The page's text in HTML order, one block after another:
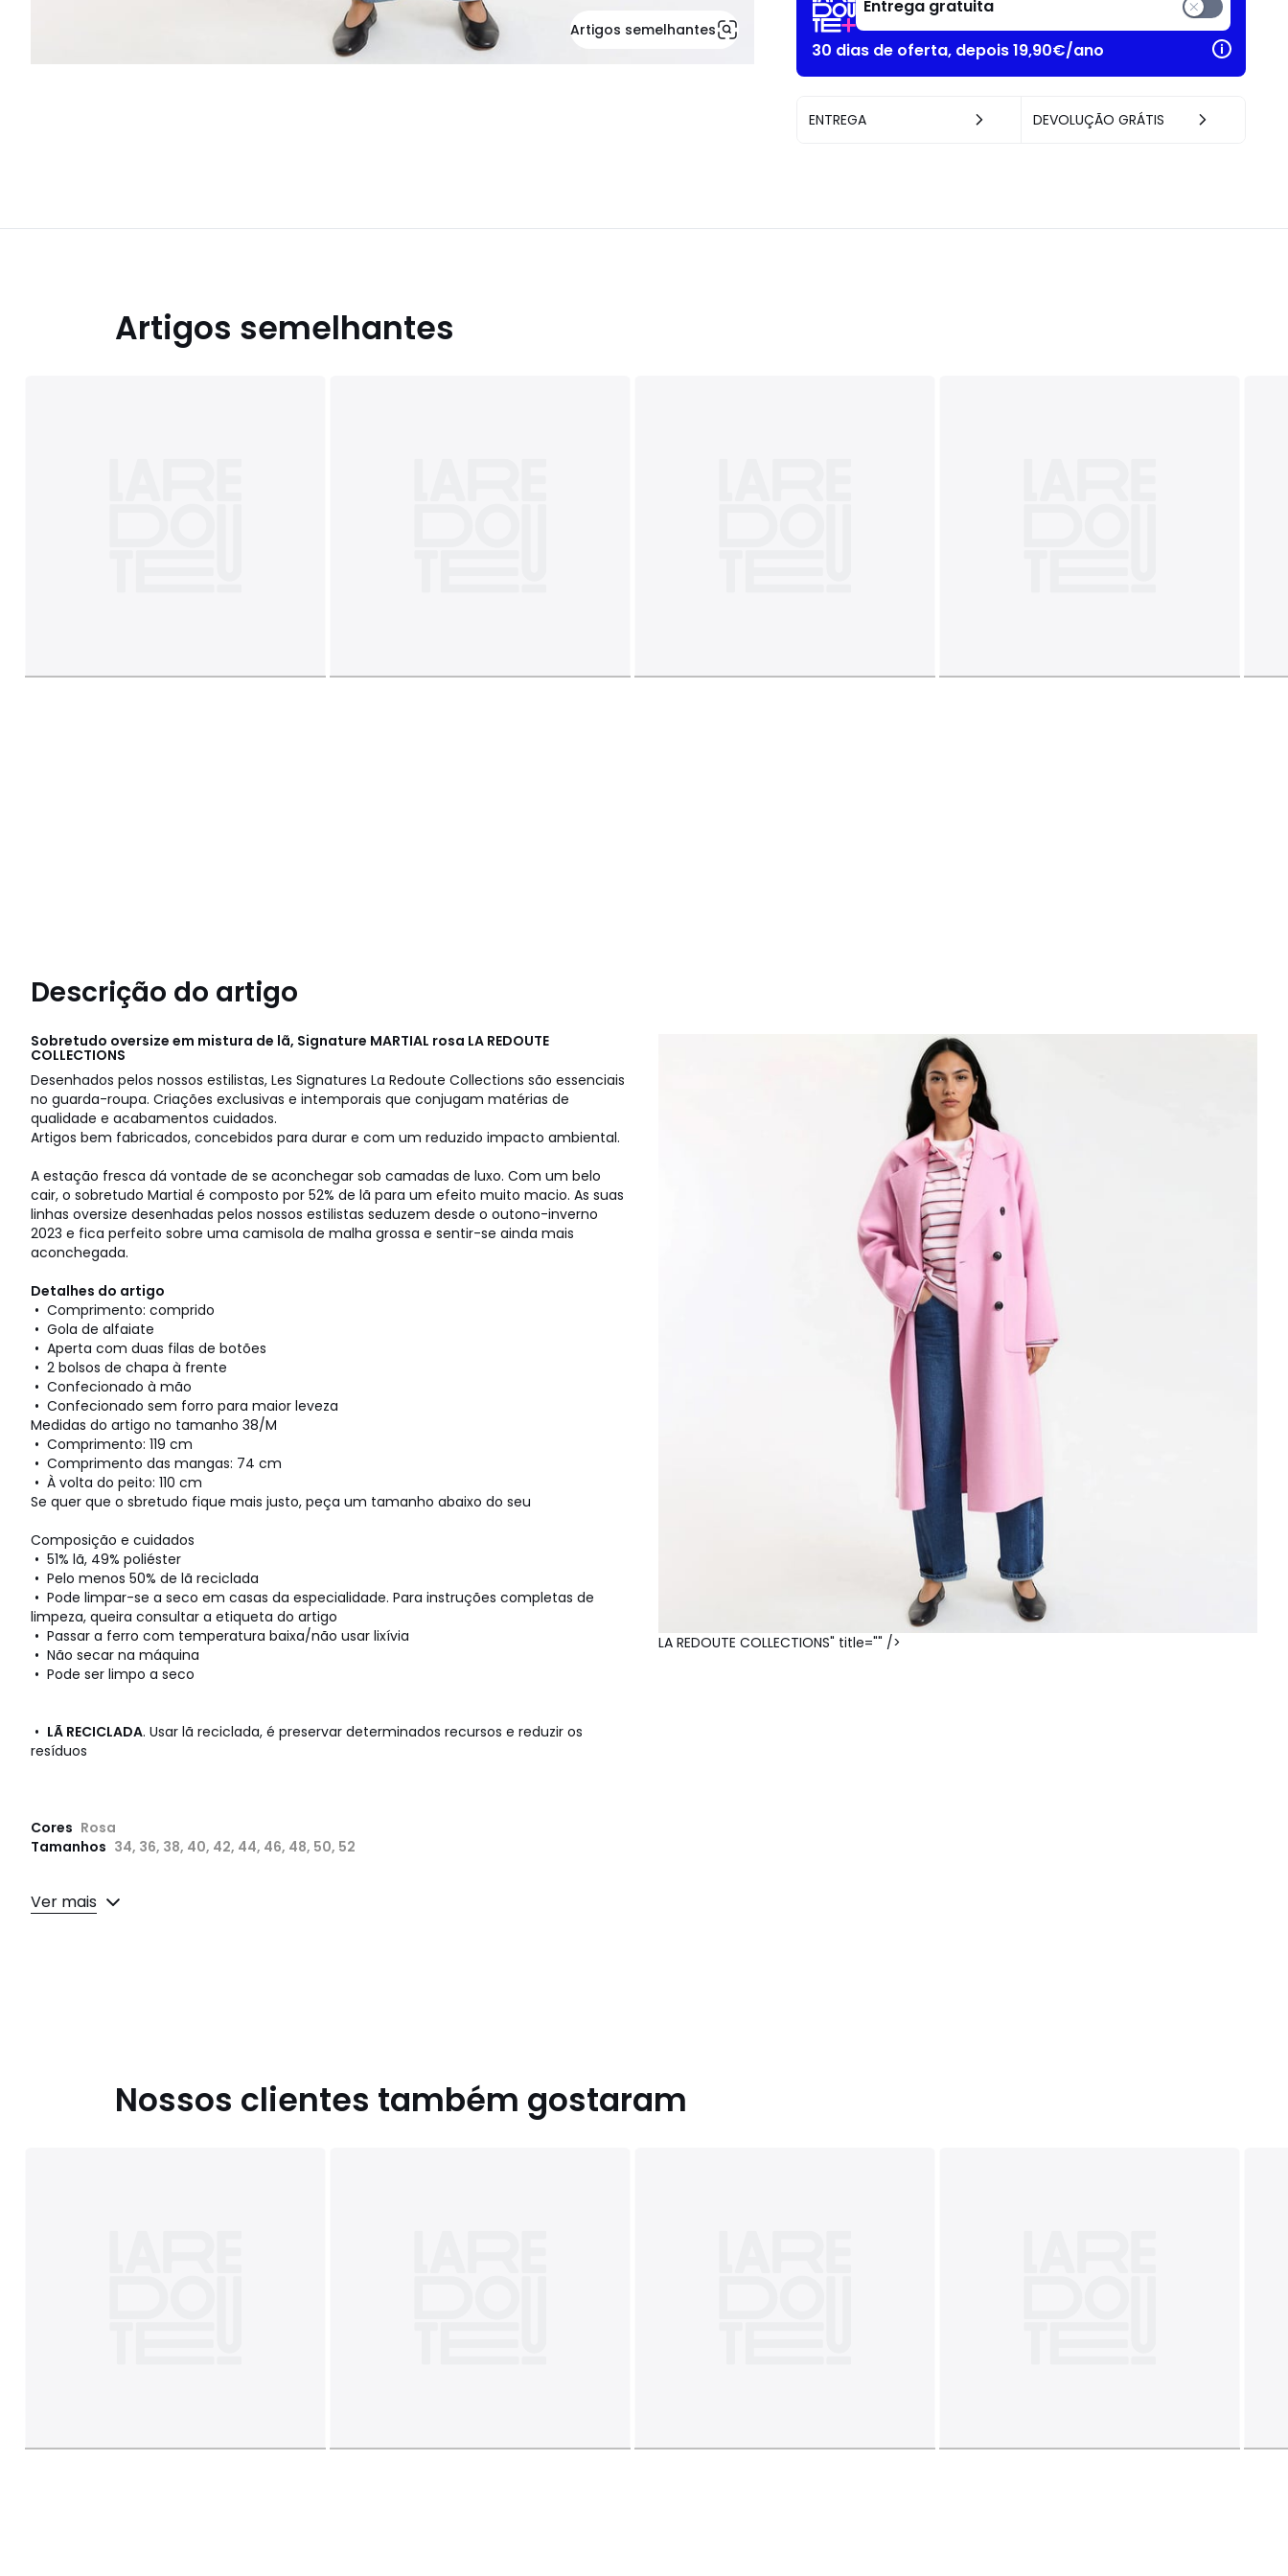
Artigos semelhantes
Entrega gratuita
30 dias de oferta, depois 19,90€/ano
ENTREGA DEVOLUÇÃO GRÁTIS
Artigos semelhantes
Descrição do artigo
Sobretudo oversize em mistura de lã, Signature MARTIAL rosa LA REDOUTE
COLLECTIONS
Desenhados pelos nossos estilistas, Les Signatures La Redoute Collections são essenciais
no guarda-roupa. Criações exclusivas e intemporais que conjugam matérias de
qualidade e acabamentos cuidados.
Artigos bem fabricados, concebidos para durar e com um reduzido impacto ambiental.
A estação fresca dá vontade de se aconchegar sob camadas de luxo. Com um belo
cair, o sobretudo Martial é composto por 52% de lã para um efeito muito macio. As suas
linhas oversize desenhadas pelos nossos estilistas seduzem desde o outono-inverno
2023 e fica perfeito sobre uma camisola de malha grossa e sentir-se ainda mais
aconchegada.
Detalhes do artigo
• Comprimento: comprido
• Gola de alfaiate
• Aperta com duas filas de botões
• 2 bolsos de chapa à frente
• Confecionado à mão
• Confecionado sem forro para maior leveza
Medidas do artigo no tamanho 38/M
• Comprimento: 119 cm
• Comprimento das mangas: 74 cm
• À volta do peito: 110 cm
Se quer que o sbretudo fique mais justo, peça um tamanho abaixo do seu
Composição e cuidados
• 51% lã, 49% poliéster
• Pelo menos 50% de lã reciclada
• Pode limpar-se a seco em casas da especialidade. Para instruções completas de
limpeza, queira consultar a etiqueta do artigo
• Passar a ferro com temperatura baixa/não usar lixívia
• Não secar na máquina
• Pode ser limpo a seco
• LÃ RECICLADA. Usar lã reciclada, é preservar determinados recursos e reduzir os
resíduos
Cores Rosa
Tamanhos 34, 36, 38, 40, 42, 44, 46, 48, 50, 52
Ver mais
LA REDOUTE COLLECTIONS" title="" />
Nossos clientes também gostaram